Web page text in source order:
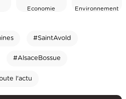
Economie Environnement
#SaintAvold
#AlsaceBossue
l'actu